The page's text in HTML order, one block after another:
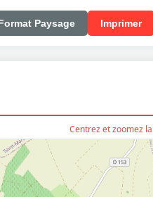
Paysage Imprimer
Centrez et zoomez